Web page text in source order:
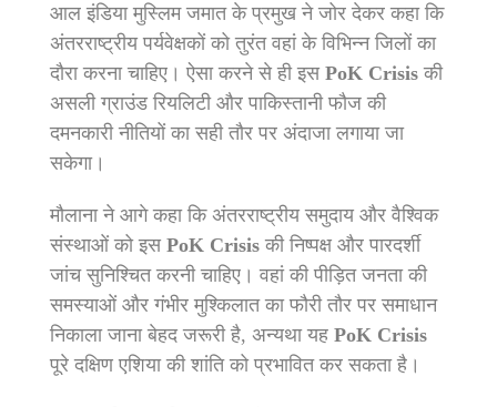
आल इंडिया मुस्लिम जमात के प्रमुख ने जोर देकर कहा कि
अंतरराष्ट्रीय पर्यवेक्षकों को तुरंत वहां के विभिन्न जिलों का
दौरा करना चाहिए। ऐसा करने से ही इस PoK Crisis की
असली ग्राउंड रियलिटी और पाकिस्तानी फौज की
दमनकारी नीतियों का सही तौर पर अंदाजा लगाया जा
सकेगा।
मौलाना ने आगे कहा कि अंतरराष्ट्रीय समुदाय और वैश्विक
संस्थाओं को इस PoK Crisis की निष्पक्ष और पारदर्शी
जांच सुनिश्चित करनी चाहिए। वहां की पीड़ित जनता की
समस्याओं और गंभीर मुश्किलात का फौरी तौर पर समाधान
निकाला जाना बेहद जरूरी है, अन्यथा यह PoK Crisis
पूरे दक्षिण एशिया की शांति को प्रभावित कर सकता है।